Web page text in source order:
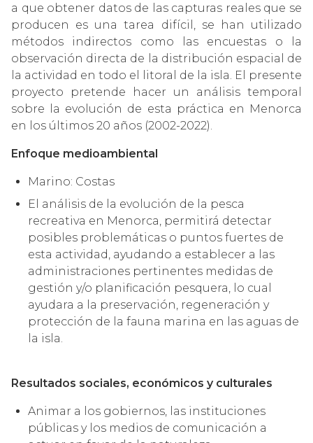
a que obtener datos de las capturas reales que se
producen es una tarea difícil, se han utilizado
métodos indirectos como las encuestas o la
observación directa de la distribución espacial de
la actividad en todo el litoral de la isla. El presente
proyecto pretende hacer un análisis temporal
sobre la evolución de esta práctica en Menorca
en los últimos 20 años (2002-2022).
Enfoque medioambiental
Marino: Costas
El análisis de la evolución de la pesca
recreativa en Menorca, permitirá detectar
posibles problemáticas o puntos fuertes de
esta actividad, ayudando a establecer a las
administraciones pertinentes medidas de
gestión y/o planificación pesquera, lo cual
ayudara a la preservación, regeneración y
protección de la fauna marina en las aguas de
la isla.
Resultados sociales, económicos y culturales
Animar a los gobiernos, las instituciones
públicas y los medios de comunicación a